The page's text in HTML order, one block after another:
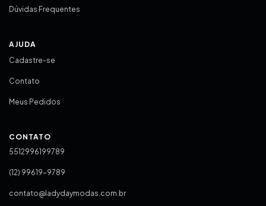
Dúvidas Frequentes
AJUDA
Cadastre-se
Contato
Meus Pedidos
CONTATO
5512996199789
(12) 99619-9789
contato@ladydaymodas.com.br